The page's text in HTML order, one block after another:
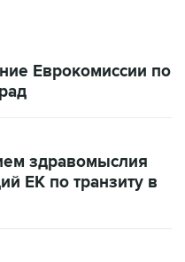
Еврокомиссии по
здравомыслия
ЕК по транзиту в